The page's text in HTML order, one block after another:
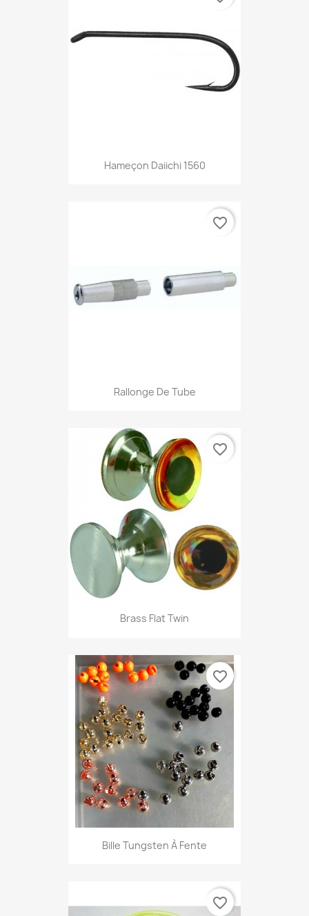
Hameçon Daiichi 1560
Rallonge De Tube
favorite_border
Brass Flat Twin
favorite_border
Bille Tungsten À Fente
favorite_border
favorite_border